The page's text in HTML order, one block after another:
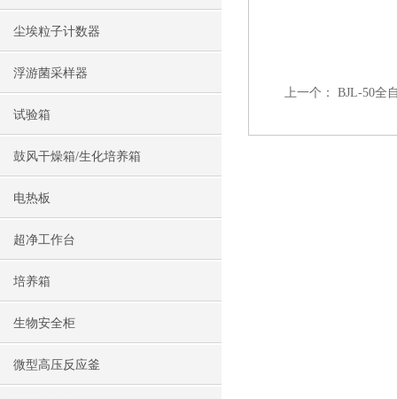
尘埃粒子计数器
浮游菌采样器
试验箱
鼓风干燥箱/生化培养箱
电热板
超净工作台
培养箱
生物安全柜
微型高压反应釜
上一个： BJL-50全